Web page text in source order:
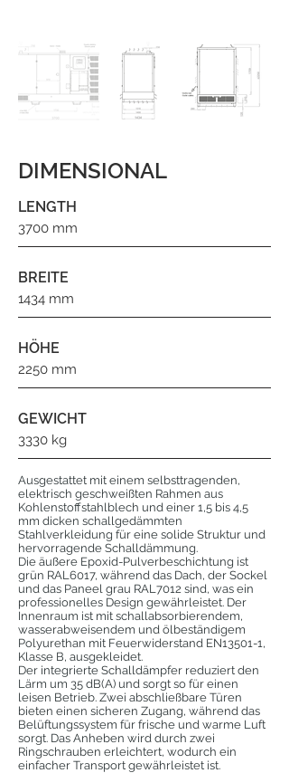
DIMENSIONAL
LENGTH
3700 mm
BREITE
1434 mm
HÖHE
2250 mm
GEWICHT
3330 kg
Ausgestattet mit einem selbsttragenden,
elektrisch geschweißten Rahmen aus
Kohlenstoffstahlblech und einer 1,5 bis 4,5
mm dicken schallgedämmten
Stahlverkleidung für eine solide Struktur und
hervorragende Schalldämmung.
Die äußere Epoxid-Pulverbeschichtung ist
grün RAL6017, während das Dach, der Sockel
und das Paneel grau RAL7012 sind, was ein
professionelles Design gewährleistet. Der
Innenraum ist mit schallabsorbierendem,
wasserabweisendem und ölbeständigem
Polyurethan mit Feuerwiderstand EN13501-1,
Klasse B, ausgekleidet.
Der integrierte Schalldämpfer reduziert den
Lärm um 35 dB(A) und sorgt so für einen
leisen Betrieb. Zwei abschließbare Türen
bieten einen sicheren Zugang, während das
Belüftungssystem für frische und warme Luft
sorgt. Das Anheben wird durch zwei
Ringschrauben erleichtert, wodurch ein
einfacher Transport gewährleistet ist.